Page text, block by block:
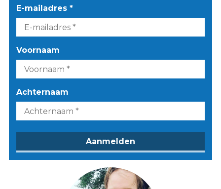
E-mailadres *
Voornaam
Achternaam